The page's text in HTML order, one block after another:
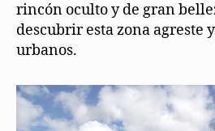
rincón oculto y de gran
descubrir esta zona agreste
urbanos.